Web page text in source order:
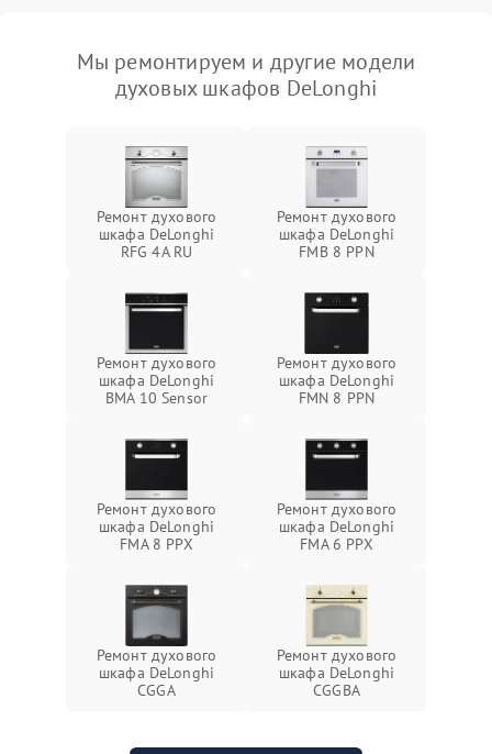
Мы ремонтируем и другие модели
духовых шкафов DeLonghi
Ремонт духового
шкафа DeLonghi
RFG 4A RU
Ремонт духового
шкафа DeLonghi
FMB 8 PPN
Ремонт духового
шкафа DeLonghi
BMA 10 Sensor
Ремонт духового
шкафа DeLonghi
FMN 8 PPN
Ремонт духового
шкафа DeLonghi
FMA 8 PPX
Ремонт духового
шкафа DeLonghi
FMA 6 PPX
Ремонт духового
шкафа DeLonghi
CGGA
Ремонт духового
шкафа DeLonghi
CGGBA